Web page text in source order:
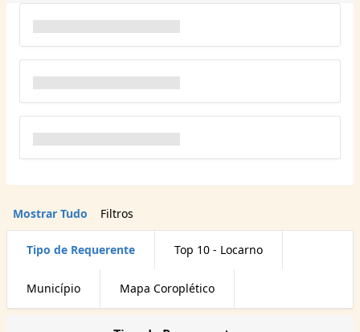
Mostrar Tudo Filtros
Tipo de Requerente Top 10 - Locarno
Município Mapa Coroplético